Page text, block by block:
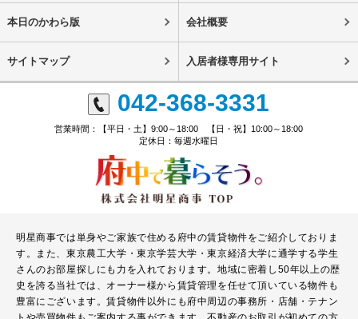
本日のかわら版 会社概要
サイトマップ 入居者様専用サイト
042-368-3331
営業時間：【平日・土】9:00～18:00 【日・祝】10:00～18:00
定休日：毎週水曜日
明星商事では単身やご家族で住める府中の賃貸物件をご紹介しておりま
す。また、東京農工大学・東京学芸大学・東京経済大学に通学する学生
さんのお部屋探しにも力を入れております。地域に密着し50年以上の歴
史を誇る当社では、オーナー様から賃貸管理を任せて頂いている物件も
豊富にございます。賃貸物件以外にも府中周辺の事務所・店舗・テナン